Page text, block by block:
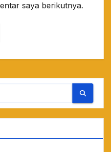
saya berikutnya.